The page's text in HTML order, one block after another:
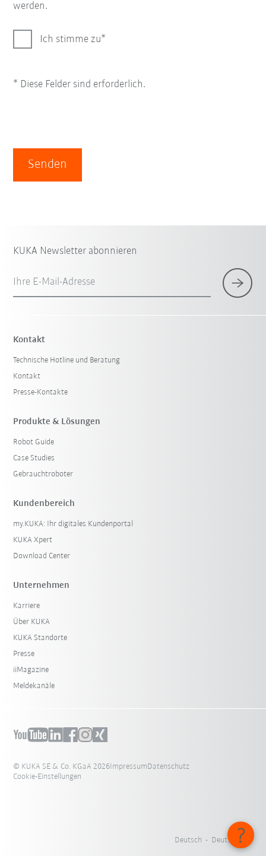
werden.
Ich stimme zu
* Diese Felder sind erforderlich.
Senden
KUKA Newsletter abonnieren
Ihre E-Mail-Adresse
Kontakt
Technische Hotline und Beratung
Kontakt
Presse-Kontakte
Produkte & Lösungen
Robot Guide
Case Studies
Gebrauchtroboter
Kundenbereich
my.KUKA: Ihr digitales Kundenportal
KUKA Xpert
Download Center
Unternehmen
Karriere
Über KUKA
KUKA Standorte
Presse
iiMagazine
Meldekanäle
© KUKA SE & Co. KGaA 2026ImpressumDatenschutz
Cookie-Einstellungen
Deutsch - Deutschland